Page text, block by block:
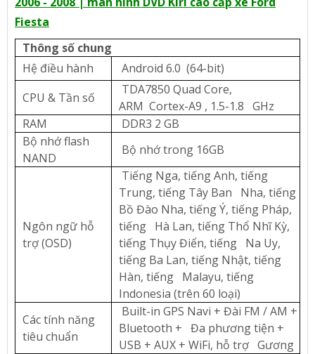
Fiesta
Thông số chung
Hệ điều hành
Android 6.0 (64-bit)
CPU & Tần số
TDA7850 Quad Core,
ARM Cortex-A9 , 1.5-1.8 GHz
RAM
DDR3 2 GB
Bộ nhớ flash
NAND
Bộ nhớ trong 16GB
Ngôn ngữ hỗ
trợ (OSD)
Tiếng Nga, tiếng Anh, tiếng
Trung, tiếng Tây Ban Nha, tiếng
Bồ Đào Nha, tiếng Ý, tiếng Pháp,
tiếng Hà Lan, tiếng Thổ Nhĩ Kỳ,
tiếng Thụy Điển, tiếng Na Uy,
tiếng Ba Lan, tiếng Nhật, tiếng
Hàn, tiếng Malayu, tiếng
Indonesia (trên 60 loại)
Các tính năng
tiêu chuẩn
Built-in GPS Navi + Đài FM / AM +
Bluetooth + Đa ​​phương tiện +
USB + AUX + WiFi, hỗ trợ Gương